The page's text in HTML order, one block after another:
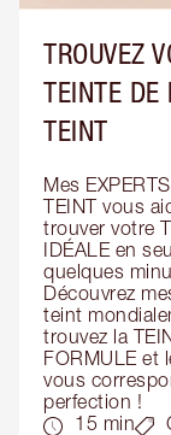
TROUVEZ
TEINTE DE
TEINT
Mes
TEINT vous
trouver votre
IDÉALE en
quelques
Découvrez
teint
trouvez la
FORMULE et
vous
perfection !
15 min